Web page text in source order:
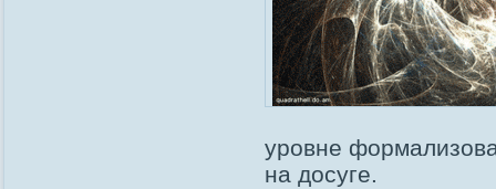
уровне
на досуге.